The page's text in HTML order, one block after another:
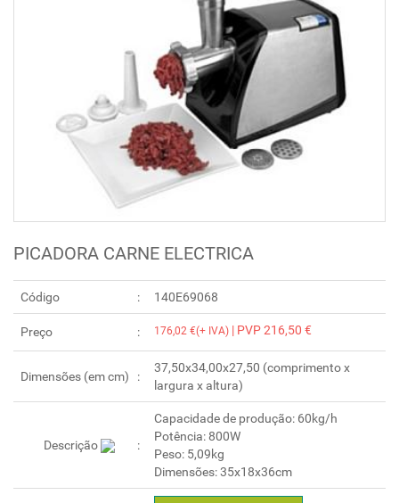
PICADORA CARNE ELECTRICA
Código 140E69068
Preço 176,02 €(+ IVA) | PVP 216,50 €
Dimensões (em cm)
37,50x34,00x27,50 (comprimento x
largura x altura)
Descrição
Capacidade de produção: 60kg/h
Potência: 800W
Peso: 5,09kg
Dimensões: 35x18x36cm